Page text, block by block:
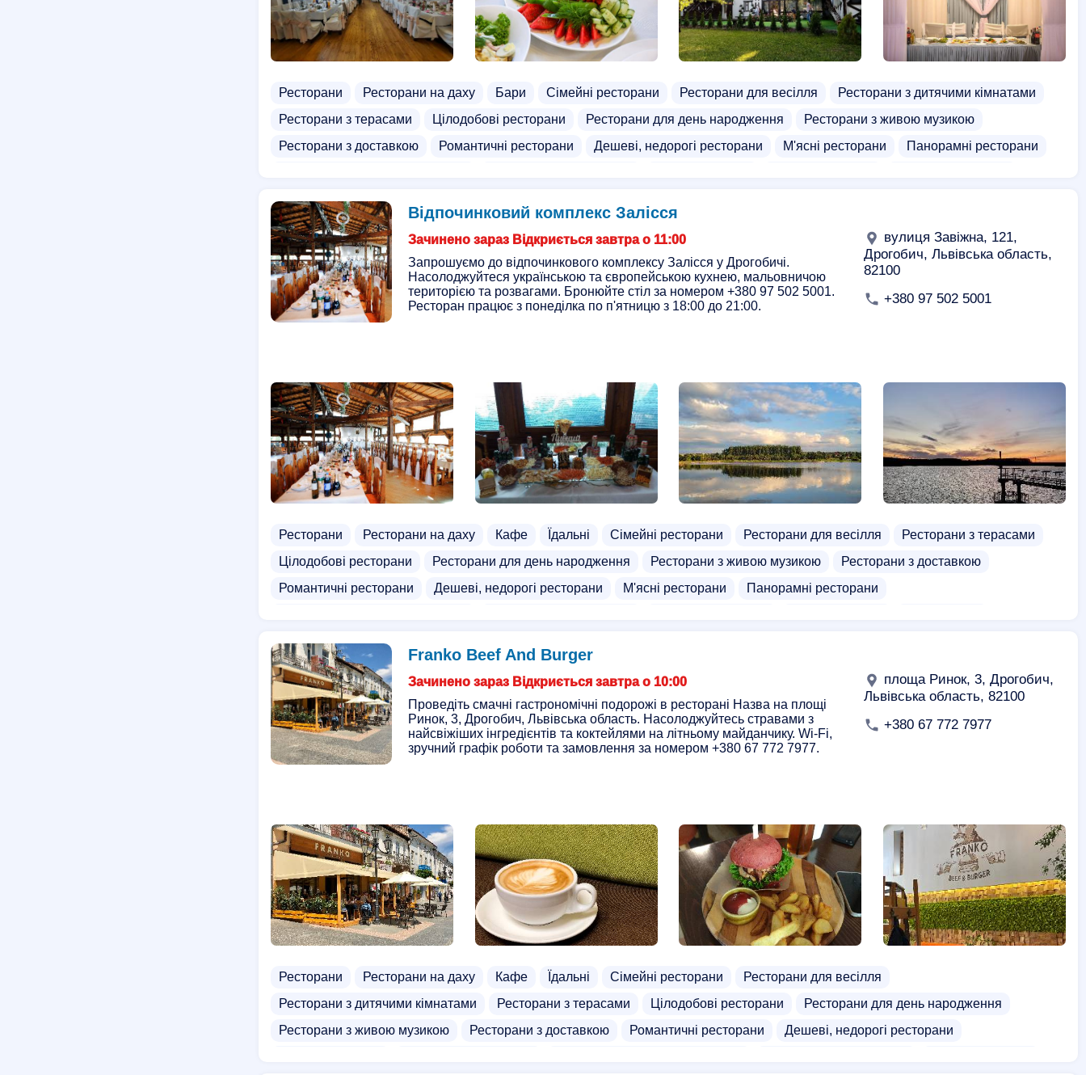
Ресторани Ресторани на даху Бари Сімейні ресторани Ресторани для весілля
Ресторани з дитячими кімнатами
Ресторани з терасами
Цілодобові ресторани Ресторани для день народження
Ресторани з живою музикою
Ресторани з доставкою
Романтичні ресторани Дешеві, недорогі ресторани М'ясні ресторани
Панорамні ресторани
Бістро
Відпочинковий комплекс Залісся
Зачинено зараз Відкриється завтра о 11:00
Запрошуємо до відпочинкового комплексу Залісся у Дрогобичі.
Насолоджуйтеся українською та європейською кухнею, мальовничою
територією та розвагами. Бронюйте стіл за номером +380 97 502 5001.
Ресторан працює з понеділка по п'ятницю з 18:00 до 21:00.
вулиця Завіжна, 121,
Дрогобич, Львівська область,
82100
+380 97 502 5001
Ресторани Ресторани на даху Кафе Їдальні Сімейні ресторани Ресторани для весілля
Ресторани з терасами
Цілодобові ресторани
Ресторани для день народження Ресторани з живою музикою
Ресторани з доставкою
Романтичні ресторани
Дешеві, недорогі ресторани М'ясні ресторани
Панорамні ресторани
Доставка пива
Доставка салатів
Доставка овочів
Оренда ресторану
Банні комплекси
Franko Beef And Burger
Зачинено зараз Відкриється завтра о 10:00
Проведіть смачні гастрономічні подорожі в ресторані Назва на площі
Ринок, 3, Дрогобич, Львівська область. Насолоджуйтесь стравами з
найсвіжіших інгредієнтів та коктейлями на літньому майданчику. Wi-Fi,
зручний графік роботи та замовлення за номером +380 67 772 7977.
площа Ринок, 3, Дрогобич,
Львівська область, 82100
+380 67 772 7977
Ресторани Ресторани на даху Кафе Їдальні Сімейні ресторани
Ресторани для весілля
Ресторани з дитячими кімнатами
Ресторани з терасами Цілодобові ресторани
Ресторани для день народження
Ресторани з живою музикою
Ресторани з доставкою Романтичні ресторани
Дешеві, недорогі ресторани